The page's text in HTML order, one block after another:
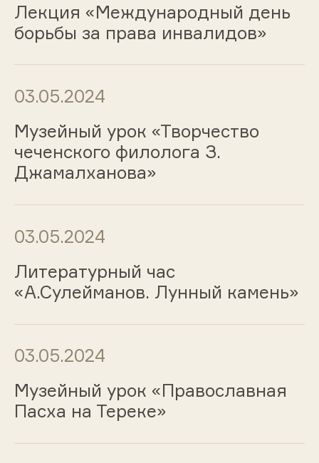
Лекция «Международный день
борьбы за права инвалидов»
03.05.2024
Музейный урок «Творчество
чеченского филолога З.
Джамалханова»
03.05.2024
Литературный час
«А.Сулейманов. Лунный камень»
03.05.2024
Музейный урок «Православная
Пасха на Тереке»